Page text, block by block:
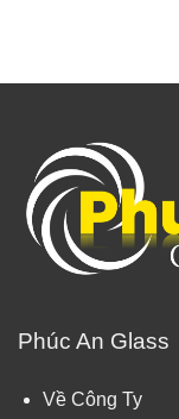
Phúc An Glass
Về Công Ty